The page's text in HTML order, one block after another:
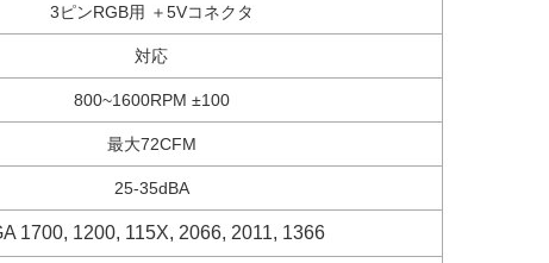
3ピンRGB用 ＋5Vコネクタ
対応
800~1600RPM ±100
最大72CFM
25-35dBA
1700, 1200, 115X, 2066, 2011, 1366